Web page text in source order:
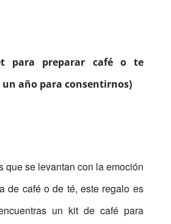
para preparar café o te
un año para consentirnos)
que se levantan con la emoción
de café o de té, este regalo es
un kit de café para